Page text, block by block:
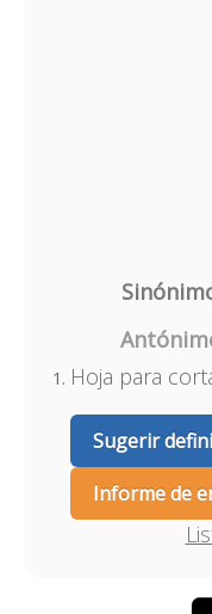
Hoja para
Sugerir
Informe de